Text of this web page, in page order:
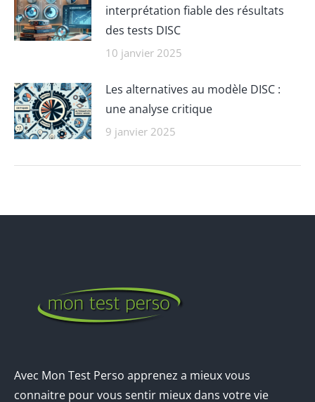
interprétation fiable des résultats
des tests DISC
10 janvier 2025
Les alternatives au modèle DISC :
une analyse critique
9 janvier 2025
Avec Mon Test Perso apprenez a mieux vous
connaitre pour vous sentir mieux dans votre vie